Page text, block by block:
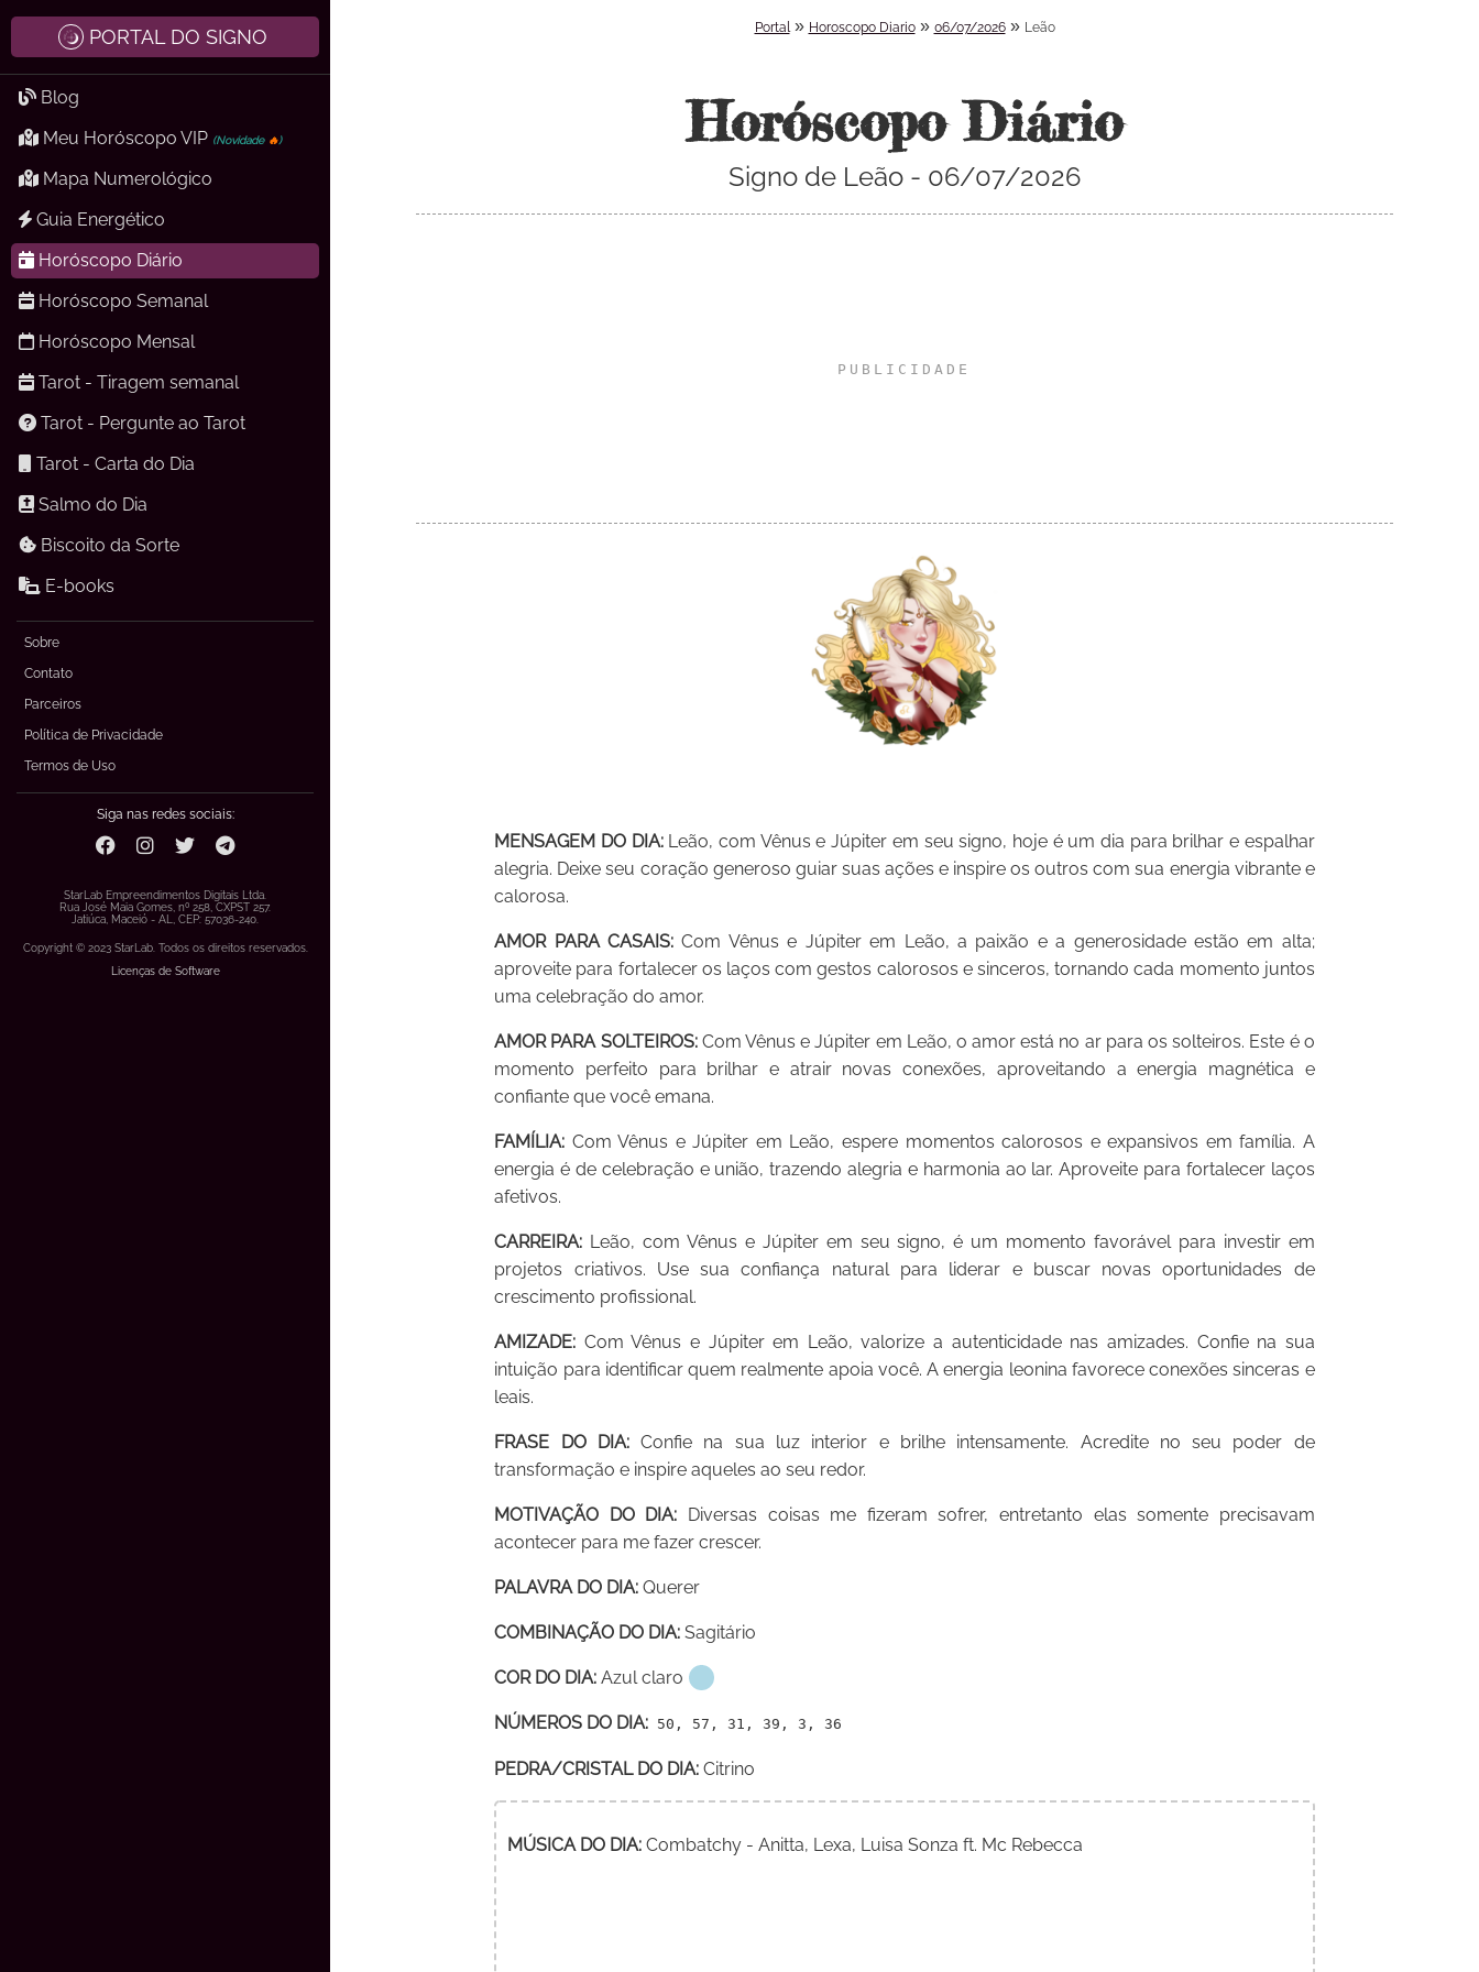
PORTAL DO SIGNO
Blog
Meu Horóscopo VIP (Novidade 🔥)
Mapa Numerológico
Guia Energético
Horóscopo Diário
Horóscopo Semanal
Horóscopo Mensal
Tarot - Tiragem semanal
Tarot - Pergunte ao Tarot
Tarot - Carta do Dia
Salmo do Dia
Biscoito da Sorte
E-books
Sobre
Contato
Parceiros
Política de Privacidade
Termos de Uso
Siga nas redes sociais:
StarLab Empreendimentos Digitais Ltda.
Rua José Maia Gomes, nº 258, CXPST 257.
Jatiúca, Maceió - AL, CEP: 57036-240.
Copyright © 2023 StarLab. Todos os direitos reservados.
Licenças de Software
Portal » Horoscopo Diario» 06/07/2026» Leão
Horóscopo Diário
Signo de Leão - 06/07/2026
MENSAGEM DO DIA:Leão, com Vênus e Júpiter em seu signo, hoje é um dia para brilhar e espalhar
alegria. Deixe seu coração generoso guiar suas ações e inspire os outros com sua energia vibrante e
calorosa.
AMOR PARA CASAIS: Com Vênus e Júpiter em Leão, a paixão e a generosidade estão em alta;
aproveite para fortalecer os laços com gestos calorosos e sinceros, tornando cada momento juntos
uma celebração do amor.
AMOR PARA SOLTEIROS:Com Vênus e Júpiter em Leão, o amor está no ar para os solteiros. Este é o
momento perfeito para brilhar e atrair novas conexões, aproveitando a energia magnética e
confiante que você emana.
FAMÍLIA: Com Vênus e Júpiter em Leão, espere momentos calorosos e expansivos em família. A
energia é de celebração e união, trazendo alegria e harmonia ao lar. Aproveite para fortalecer laços
afetivos.
CARREIRA: Leão, com Vênus e Júpiter em seu signo, é um momento favorável para investir em
projetos criativos. Use sua confiança natural para liderar e buscar novas oportunidades de
crescimento profissional.
AMIZADE: Com Vênus e Júpiter em Leão, valorize a autenticidade nas amizades. Confie na sua
intuição para identificar quem realmente apoia você. A energia leonina favorece conexões sinceras e
leais.
FRASE DO DIA:Confie na sua luz interior e brilhe intensamente. Acredite no seu poder de
transformação e inspire aqueles ao seu redor.
MOTIVAÇÃO DO DIA: Diversas coisas me fizeram sofrer, entretanto elas somente precisavam
acontecer para me fazer crescer.
PALAVRA DO DIA: Querer
COMBINAÇÃO DO DIA: Sagitário
COR DO DIA: Azul claro
NÚMEROS DO DIA: 50, 57, 31, 39, 3, 36
PEDRA/CRISTAL DO DIA: Citrino
MÚSICA DO DIA: Combatchy - Anitta, Lexa, Luisa Sonza ft. Mc Rebecca